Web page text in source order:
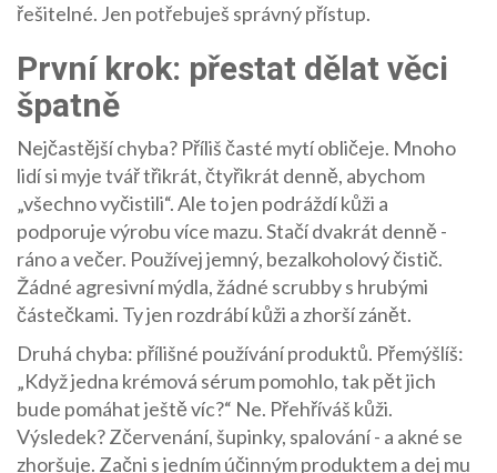
řešitelné. Jen potřebuješ správný přístup.
První krok: přestat dělat věci
špatně
Nejčastější chyba? Příliš časté mytí obličeje. Mnoho
lidí si myje tvář třikrát, čtyřikrát denně, abychom
„všechno vyčistili“. Ale to jen podráždí kůži a
podporuje výrobu více mazu. Stačí dvakrát denně -
ráno a večer. Používej jemný, bezalkoholový čistič.
Žádné agresivní mýdla, žádné scrubby s hrubými
částečkami. Ty jen rozdrábí kůži a zhorší zánět.
Druhá chyba: přílišné používání produktů. Přemýšlíš:
„Když jedna krémová sérum pomohlo, tak pět jich
bude pomáhat ještě víc?“ Ne. Přehříváš kůži.
Výsledek? Zčervenání, šupinky, spalování - a akné se
zhoršuje. Začni s jedním účinným produktem a dej mu